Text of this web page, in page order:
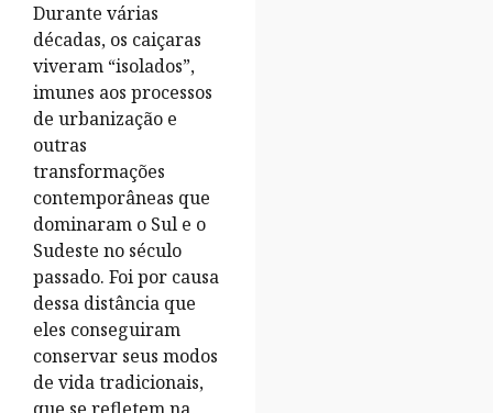
Durante várias
décadas, os caiçaras
viveram “isolados”,
imunes aos processos
de urbanização e
outras
transformações
contemporâneas que
dominaram o Sul e o
Sudeste no século
passado. Foi por causa
dessa distância que
eles conseguiram
conservar seus modos
de vida tradicionais,